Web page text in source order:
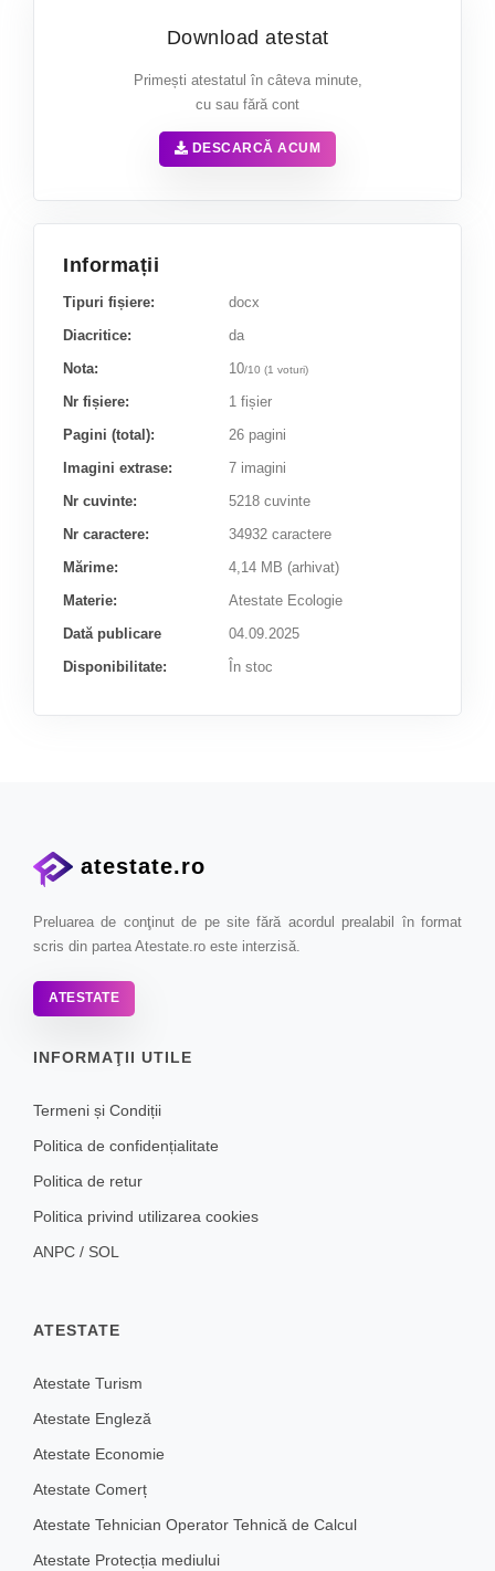
Download atestat
Primești atestatul în câteva minute,
cu sau fără cont
DESCARCĂ ACUM
Informații
Tipuri fișiere:
docx
Diacritice:
da
Nota:
10/10 (1 voturi)
Nr fișiere:
1 fișier
Pagini (total):
26 pagini
Imagini extrase:
7 imagini
Nr cuvinte:
5218 cuvinte
Nr caractere:
34932 caractere
Mărime:
4,14 MB (arhivat)
Materie:
Atestate Ecologie
Dată publicare
04.09.2025
Disponibilitate:
În stoc
atestate.ro
Preluarea de conţinut de pe site fără acordul prealabil în format
scris din partea Atestate.ro este interzisă.
ATESTATE
INFORMAŢII UTILE
Termeni și Condiții
Politica de confidențialitate
Politica de retur
Politica privind utilizarea cookies
ANPC / SOL
ATESTATE
Atestate Turism
Atestate Engleză
Atestate Economie
Atestate Comerț
Atestate Tehnician Operator Tehnică de Calcul
Atestate Protecția mediului